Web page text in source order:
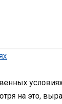
на это,